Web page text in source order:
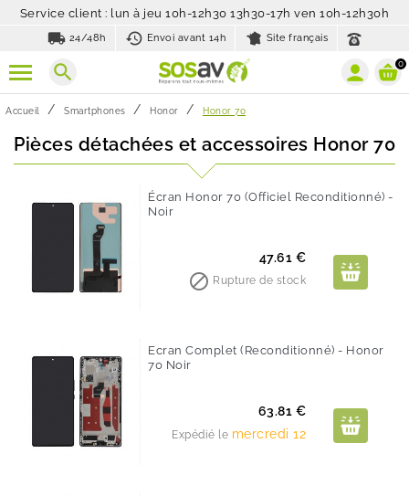
Service client : lun à jeu 10h-12h30 13h30-17h ven 10h-12h30h
local_shipping 24/48h history_toggle_off
Envoi avant 14h Site français
search 0
Accueil Smartphones Honor Honor 70
Pièces détachées et accessoires Honor 70
Écran Honor 70 (Officiel Reconditionné) -
Noir
Prix
47.61 €
 Rupture de stock
Ecran Complet (Reconditionné) - Honor
70 Noir
Prix
63.81 €
Expédié le mercredi 12